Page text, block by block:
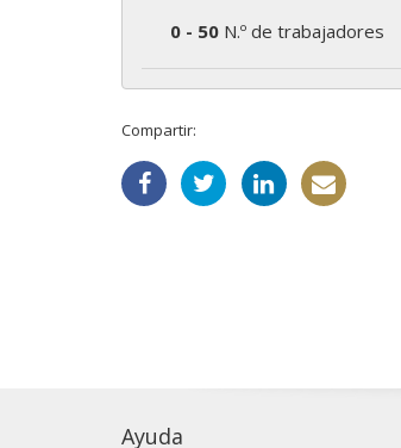
0 - 50 N.º de trabajadores
Compartir:
Ayuda